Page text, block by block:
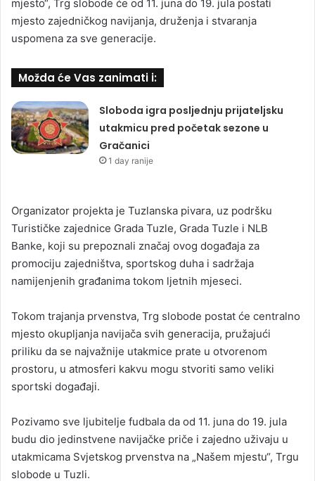
mjesto“, Trg slobode će od 11. juna do 19. jula postati
mjesto zajedničkog navijanja, druženja i stvaranja
uspomena za sve generacije.
Možda će Vas zanimati i:
Sloboda igra posljednju prijateljsku
utakmicu pred početak sezone u
Gračanici
1 day ranije
Organizator projekta je Tuzlanska pivara, uz podršku
Turističke zajednice Grada Tuzle, Grada Tuzle i NLB
Banke, koji su prepoznali značaj ovog događaja za
promociju zajedništva, sportskog duha i sadržaja
namijenjenih građanima tokom ljetnih mjeseci.
Tokom trajanja prvenstva, Trg slobode postat će centralno
mjesto okupljanja navijača svih generacija, pružajući
priliku da se najvažnije utakmice prate u otvorenom
prostoru, u atmosferi kakvu mogu stvoriti samo veliki
sportski događaji.
Pozivamo sve ljubitelje fudbala da od 11. juna do 19. jula
budu dio jedinstvene navijačke priče i zajedno uživaju u
utakmicama Svjetskog prvenstva na „Našem mjestu“, Trgu
slobode u Tuzli.